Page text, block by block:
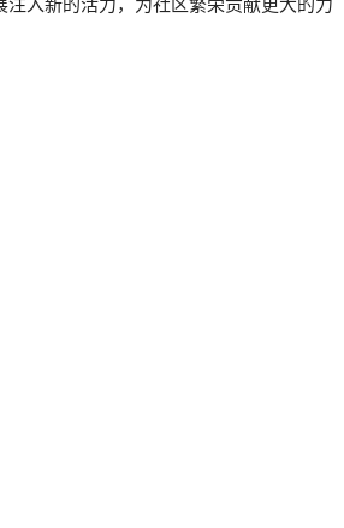
入新的活力，为社区繁荣贡献更大的力